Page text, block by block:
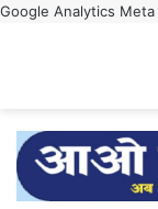
Google Analytics Meta